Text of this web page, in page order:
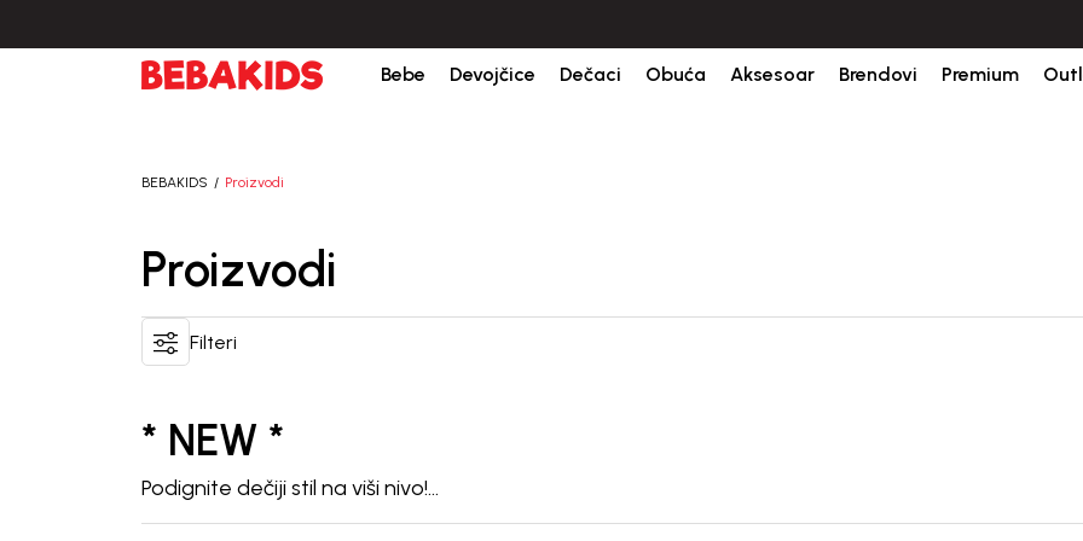
Bebe Devojčice Dečaci Obuća Aksesoar Brendovi Premium
BEBAKIDS Proizvodi
Proizvodi
Filteri
* NEW *
Podignite dečiji stil na viši nivo!
Nova kolekcija BEBAKIDS je stigla –odeća i obućaza moderne dečake i devojčice, koja